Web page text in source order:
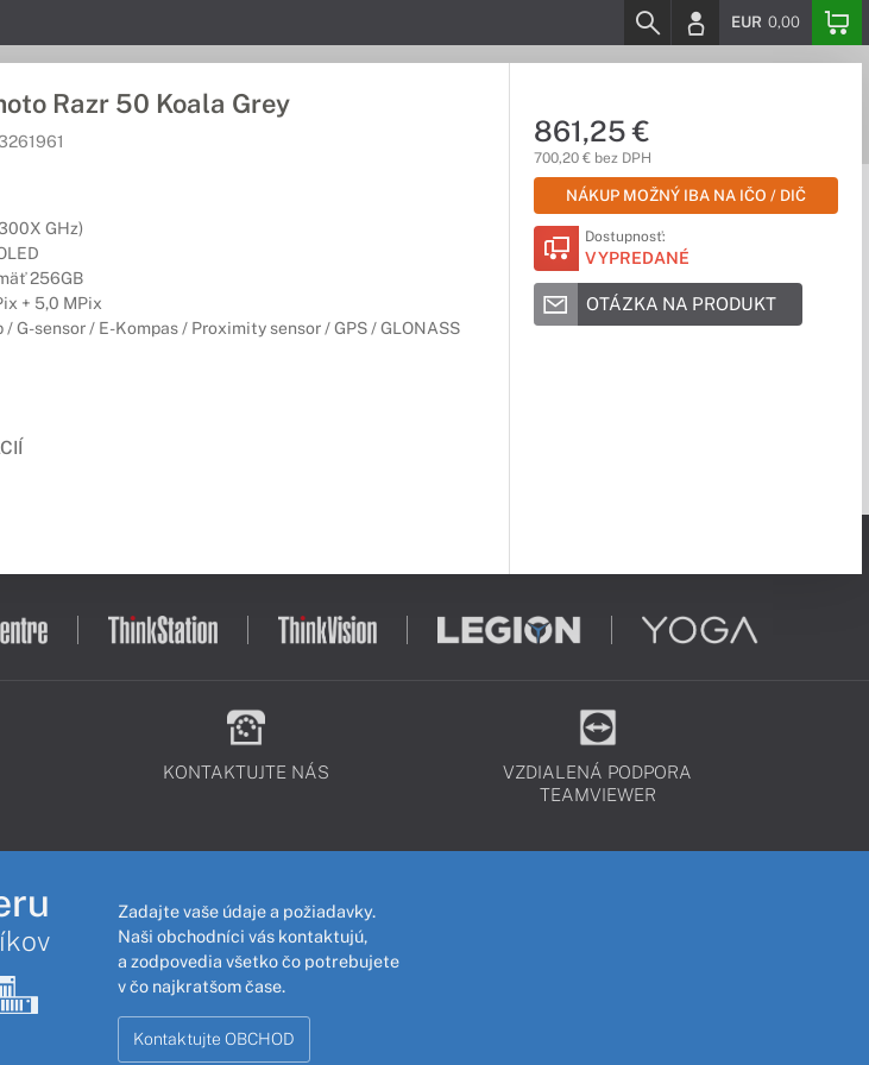
EUR 0,00
Razr 50 Koala Grey
GHz)
256GB
+ 5,0 MPix
G-sensor / E-Kompas / Proximity sensor / GPS / GLONASS
861,25 €
700,20 € bez DPH
NÁKUP MOŽNÝ IBA NA IČO / DIČ
Dostupnosť:
VYPREDANÉ
OTÁZKA NA PRODUKT
KONTAKTUJTE NÁS
VZDIALENÁ PODPORA
TEAMVIEWER
Zadajte vaše údaje a požiadavky.
Naši obchodníci vás kontaktujú,
a zodpovedia všetko čo potrebujete
v čo najkratšom čase.
Kontaktujte OBCHOD